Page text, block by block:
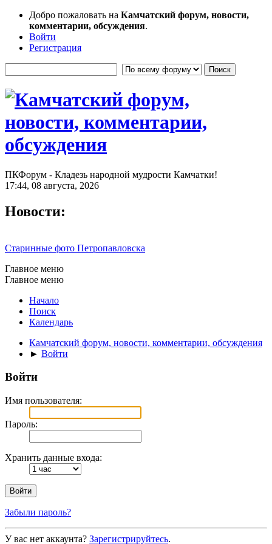
Добро пожаловать на Камчатский форум, новости,
комментарии, обсуждения.
Войти
Регистрация
ПКФорум - Кладезь народной мудрости Камчатки!
17:44, 08 августа, 2026
Новости:
Старинные фото Петропавловска
Главное меню
Главное меню
Начало
Поиск
Календарь
Камчатский форум, новости, комментарии, обсуждения
► Войти
Войти
Имя пользователя:
Пароль:
Хранить данные входа:
Забыли пароль?
У вас нет аккаунта? Зарегистрируйтесь.